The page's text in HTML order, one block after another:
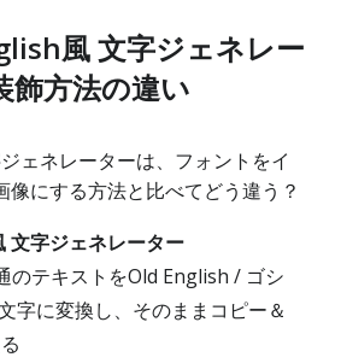
風 文字ジェネレー
飾方法の違い
ェネレーターは、フォントをイ
像にする方法と比べてどう違う？
文字ジェネレーター
のテキストをOld English / ゴシ
字に変換し、そのままコピー＆